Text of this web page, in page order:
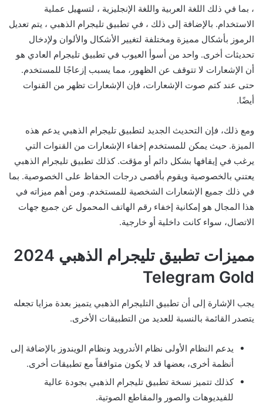
، بما في ذلك اللغة العربية واللغة الإنجليزية ، لتسهيل عملية
الاستخدام. بالإضافة إلى ذلك ، في تطبيق تليجرام الذهبي ، يتم تعديل
الرموز بأشكال مميزة ومختلفة لتغيير الأشكال والألوان ولإدخال
تحديثات أخرى. واحد من أسوأ العيوب في تطبيق تليجرام العادي هو
أن الإشعارات لا تتوقف عن الظهور، مما يسبب إزعاجًا للمستخدم.
حتى عند كتم صوت الإشعارات، فإن الإشعارات تظهر من القنوات
أيضًا.
ومع ذلك، فإن التحديث الجديد لتطبيق تليجرام الذهبي يدعم هذه
الميزة. حيث يمكن للمستخدم إخفاء الإشعارات من القنوات التي
يرغب في إيقافها بشكل دائم أو مؤقت. كذلك تطبيق تليجرام الذهبي
يعتني بالخصوصية ويقوم بأقصى درجات الحفاظ على الخصوصية. بما
في ذلك جميع الإشعارات الشخصية للمستخدم. ومن أهم ميزاته في
هذا المجال هو إمكانية إخفاء رقم الهاتف المحمول عن جميع جهات
الاتصال، سواء كانت داخلية أو خارجية.
مميزات تطبيق تليجرام الذهبي 2024
Telegram Gold
يجب الإشارة إلى أن تطبيق التليجرام الذهبي يتميز بعدة مزايا تجعله
يتصدر القائمة بالنسبة للعديد من التطبيقات الأخرى.
يدعم النظام الأولى نظام الأندرويد ونظام الويندوز بالإضافة إلى
أنظمة أخرى، بعضها قد لا يكون متوافقاً مع تطبيقات أخرى.
كذلك تتميز نسخة تطبيق تليجرام الذهبي بجودة عالية
للفيديوهات والصور والمقاطع الصوتية.